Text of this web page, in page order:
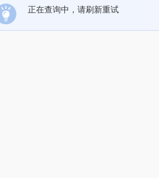
正在查询中，请刷新重试